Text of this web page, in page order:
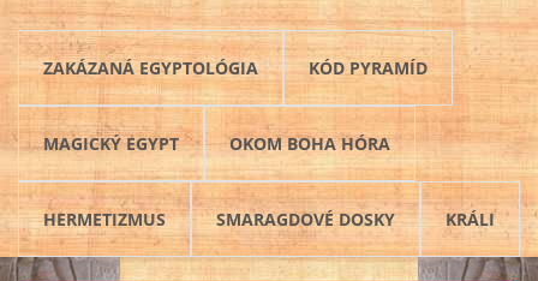
ZAKÁZANÁ EGYPTOLÓGIA KÓD PYRAMÍD
MAGICKÝ EGYPT OKOM BOHA HÓRA
HERMETIZMUS SMARAGDOVÉ DOSKY KRÁLI